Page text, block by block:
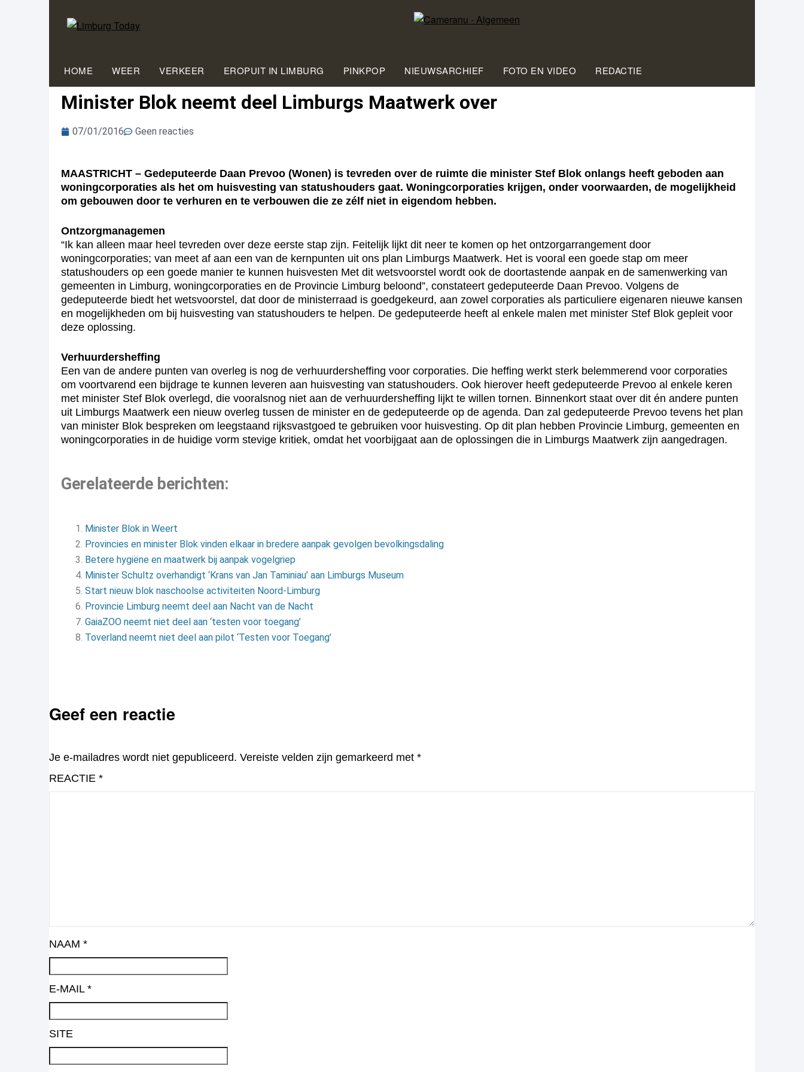
HOME WEER VERKEER EROPUIT IN LIMBURG PINKPOP NIEUWSARCHIEF FOTO EN VIDEO REDACTIE
Minister Blok neemt deel Limburgs Maatwerk over
07/01/2016 Geen reacties
MAASTRICHT – Gedeputeerde Daan Prevoo (Wonen) is tevreden over de ruimte die minister Stef Blok onlangs heeft geboden aan
woningcorporaties als het om huisvesting van statushouders gaat. Woningcorporaties krijgen, onder voorwaarden, de mogelijkheid
om gebouwen door te verhuren en te verbouwen die ze zélf niet in eigendom hebben.
Ontzorgmanagemen
“Ik kan alleen maar heel tevreden over deze eerste stap zijn. Feitelijk lijkt dit neer te komen op het ontzorgarrangement door
woningcorporaties; van meet af aan een van de kernpunten uit ons plan Limburgs Maatwerk. Het is vooral een goede stap om meer
statushouders op een goede manier te kunnen huisvesten Met dit wetsvoorstel wordt ook de doortastende aanpak en de samenwerking van
gemeenten in Limburg, woningcorporaties en de Provincie Limburg beloond”, constateert gedeputeerde Daan Prevoo. Volgens de
gedeputeerde biedt het wetsvoorstel, dat door de ministerraad is goedgekeurd, aan zowel corporaties als particuliere eigenaren nieuwe kansen
en mogelijkheden om bij huisvesting van statushouders te helpen. De gedeputeerde heeft al enkele malen met minister Stef Blok gepleit voor
deze oplossing.
Verhuurdersheffing
Een van de andere punten van overleg is nog de verhuurdersheffing voor corporaties. Die heffing werkt sterk belemmerend voor corporaties
om voortvarend een bijdrage te kunnen leveren aan huisvesting van statushouders. Ook hierover heeft gedeputeerde Prevoo al enkele keren
met minister Stef Blok overlegd, die vooralsnog niet aan de verhuurdersheffing lijkt te willen tornen. Binnenkort staat over dit én andere punten
uit Limburgs Maatwerk een nieuw overleg tussen de minister en de gedeputeerde op de agenda. Dan zal gedeputeerde Prevoo tevens het plan
van minister Blok bespreken om leegstaand rijksvastgoed te gebruiken voor huisvesting. Op dit plan hebben Provincie Limburg, gemeenten en
woningcorporaties in de huidige vorm stevige kritiek, omdat het voorbijgaat aan de oplossingen die in Limburgs Maatwerk zijn aangedragen.
Gerelateerde berichten:
Minister Blok in Weert
Provincies en minister Blok vinden elkaar in bredere aanpak gevolgen bevolkingsdaling
Betere hygiëne en maatwerk bij aanpak vogelgriep
Minister Schultz overhandigt ‘Krans van Jan Taminiau’ aan Limburgs Museum
Start nieuw blok naschoolse activiteiten Noord-Limburg
Provincie Limburg neemt deel aan Nacht van de Nacht
GaiaZOO neemt niet deel aan ‘testen voor toegang’
Toverland neemt niet deel aan pilot ‘Testen voor Toegang’
Geef een reactie
Je e-mailadres wordt niet gepubliceerd. Vereiste velden zijn gemarkeerd met *
REACTIE *
NAAM *
E-MAIL *
SITE